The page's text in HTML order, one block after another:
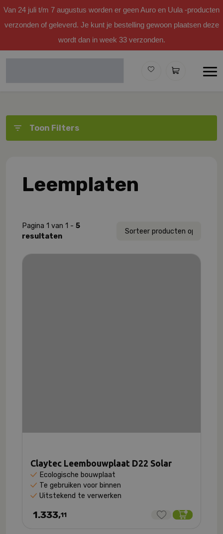
Van 24 juli t/m 7 augustus worden er geen Auro en Uula -producten
verzonden of geleverd. Je kunt je bestelling gewoon plaatsen deze
wordt dan in week 33 verzonden.
Toon Filters
Leemplaten
Pagina 1 van 1 - 5
resultaten
Claytec Leembouwplaat D22 Solar
Ecologische bouwplaat
Te gebruiken voor binnen
Uitstekend te verwerken
1.333,11